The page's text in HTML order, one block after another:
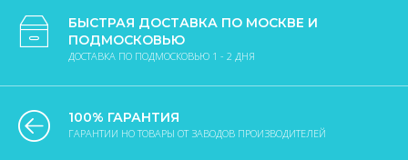
БЫСТРАЯ ДОСТАВКА ПО МОСКВЕ И
ПОДМОСКОВЬЮ
ДОСТАВКА ПО ПОДМОСКОВЬЮ 1 - 2 ДНЯ
100% ГАРАНТИЯ
ГАРАНТИИ НО ТОВАРЫ ОТ ЗАВОДОВ ПРОИЗВОДИТЕЛЕЙ